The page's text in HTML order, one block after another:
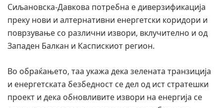
Сиљановска-Давкова потребна е диверзификација
преку нови и алтернативни енергетски коридори и
поврзување со различни извори, вклучително и од
Западен Балкан и Каспискиот регион.
Во обраќањето, таа укажа дека зелената транзиција
и енергетската безбедност се дел од ист стратешки
проект и дека обновливите извори на енергија се